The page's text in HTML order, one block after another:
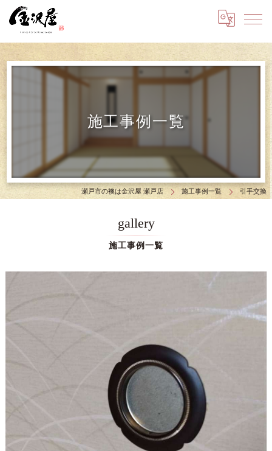
施工事例一覧
瀬戸市の襖は金沢屋 瀬戸店 施工事例一覧 引手交換
施工事例一覧
gallery